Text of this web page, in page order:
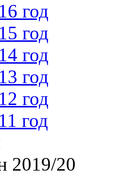
год
год
год
год
год
год
2019/20